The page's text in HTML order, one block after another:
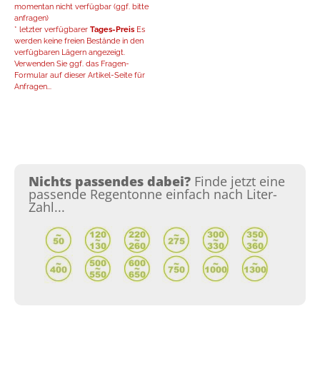
momentan nicht verfügbar (ggf. bitte
anfragen)
* letzter verfügbarer Tages-Preis Es
werden keine freien Bestände in den
verfügbaren Lägern angezeigt.
Verwenden Sie ggf. das Fragen-
Formular auf dieser Artikel-Seite für
Anfragen...
Nichts passendes dabei? Finde jetzt eine
passende Regentonne einfach nach Liter-
Zahl...